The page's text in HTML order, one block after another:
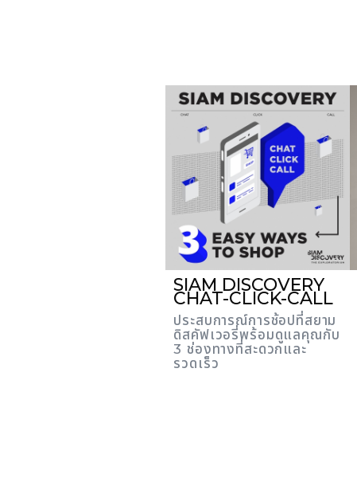
SIAM DISCOVERY
CHAT-CLICK-CALL
ประสบการณ์การช้อปที่สยาม
ดิสคัฟเวอรี่พร้อมดูแลคุณกับ
3 ช่องทางที่สะดวกและ
รวดเร็ว